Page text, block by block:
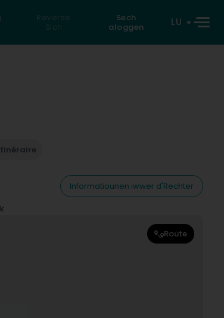
Reverse
Sich
Sech
aloggen
LU
Informatiounen iwwer d'Rechter
Route